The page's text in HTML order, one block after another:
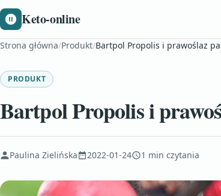
Keto-online
Strona główna/Produkt/Bartpol Propolis i prawoślaz
PRODUKT
Bartpol Propolis i
Paulina Zielińska 2022-01-24 1 min czytania